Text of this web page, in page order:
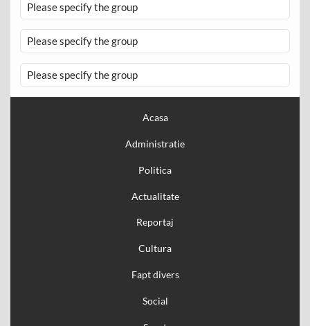
Please specify the group
Please specify the group
Please specify the group
Acasa
Administratie
Politica
Actualitate
Reportaj
Cultura
Fapt divers
Social